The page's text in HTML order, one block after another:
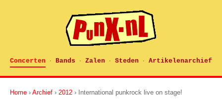
Concerten · Bands · Zalen · Steden · Artikelenarchief
Home › Archief › 2012 › International punkrock live on stage!